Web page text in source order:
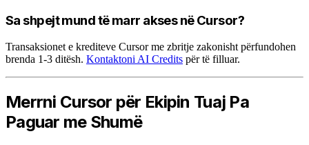
Sa shpejt mund të marr akses në Cursor?
Transaksionet e krediteve Cursor me zbritje zakonisht përfundohen
brenda 1-3 ditësh. Kontaktoni AI Credits për të filluar.
Merrni Cursor për Ekipin Tuaj Pa
Paguar me Shumë